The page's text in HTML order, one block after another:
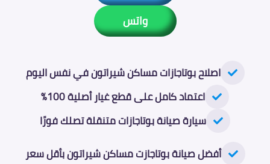
واتس
اصلاح بوتاجازات مساكن شيراتون في نفس اليوم
اعتماد كامل على قطع غيار أصلية 100%
سيارة صيانة بوتاجازات متنقلة تصلك فورًا
أفضل صيانة بوتاجازت مساكن شيراتون بأقل سعر